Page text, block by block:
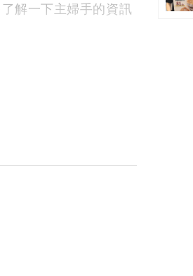
解一下主婦手的資訊